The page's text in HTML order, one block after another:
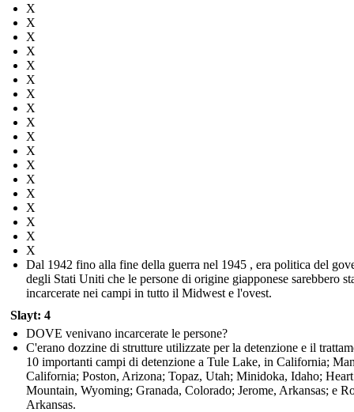
X
X
X
X
X
X
X
X
X
X
X
X
X
X
X
X
X
X
Dal 1942 fino alla fine della guerra nel 1945 , era politica del
degli Stati Uniti che le persone di origine giapponese sarebbero
incarcerate nei campi in tutto il Midwest e l'ovest.
Slayt: 4
DOVE venivano incarcerate le persone?
C'erano dozzine di strutture utilizzate per la detenzione e il
10 importanti campi di detenzione a Tule Lake, in California;
California; Poston, Arizona; Topaz, Utah; Minidoka, Idaho; Heart
Mountain, Wyoming; Granada, Colorado; Jerome, Arkansas; e
Arkansas.